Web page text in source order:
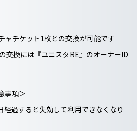
ャチケット1枚との交換が可能です
交換には『ユニスタRE』のオーナーID
事項＞
経過すると失効して利用できなくなり